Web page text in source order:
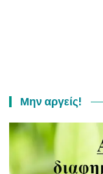
Μην αργείς!